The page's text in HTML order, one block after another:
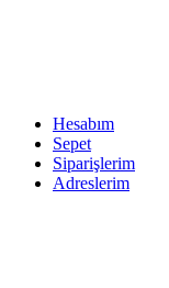
Hesabım
Sepet
Siparişlerim
Adreslerim